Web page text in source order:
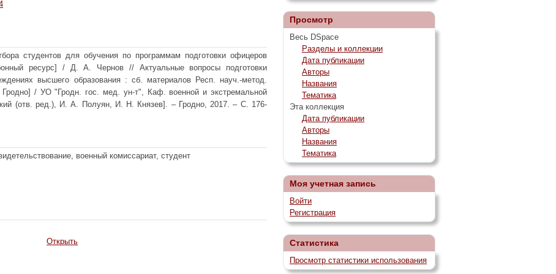
студентов для обучения по программам подготовки офицеров
ресурс] / Д. А. Чернов // Актуальные вопросы подготовки
высшего образования : сб. материалов Респ. науч.-метод.
Гродно] / УО "Гродн. гос. мед. ун-т", Каф. военной и экстремальной
(отв. ред.), И. А. Полуян, И. Н. Князев]. – Гродно, 2017. – С. 176-
военный комиссариат, студент
Открыть
Просмотр
Весь DSpace
Разделы и коллекции
Дата публикации
Авторы
Названия
Тематика
Эта коллекция
Дата публикации
Авторы
Названия
Тематика
Моя учетная запись
Войти
Регистрация
Статистика
Просмотр статистики использования